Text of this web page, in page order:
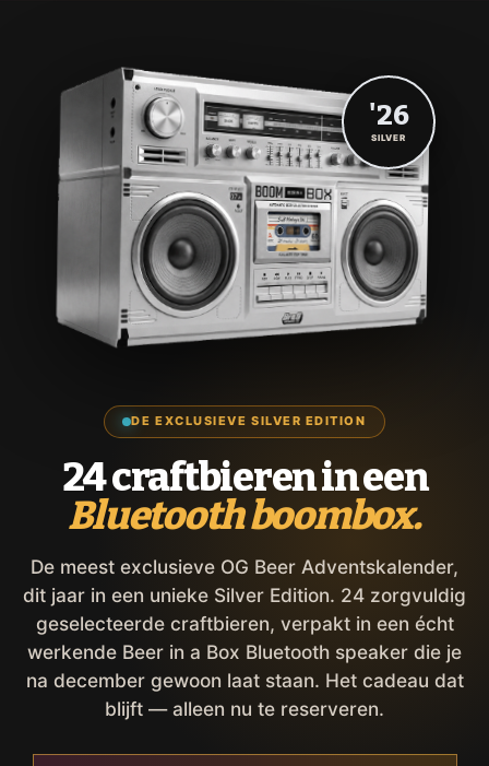
DE EXCLUSIEVE SILVER EDITION
24 craftbieren in een
Bluetooth boombox.
De meest exclusieve OG Beer Adventskalender,
dit jaar in een unieke Silver Edition. 24 zorgvuldig
geselecteerde craftbieren, verpakt in een écht
werkende Beer in a Box Bluetooth speaker die je
na december gewoon laat staan. Het cadeau dat
blijft — alleen nu te reserveren.
'26
SILVER